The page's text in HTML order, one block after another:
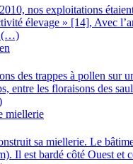
nos exploitations
élevage » [14], Avec
(…)
des trappes à pollen sur
entre les floraisons des
miellerie
sa miellerie. Le
Il est bardé côté Ouest et